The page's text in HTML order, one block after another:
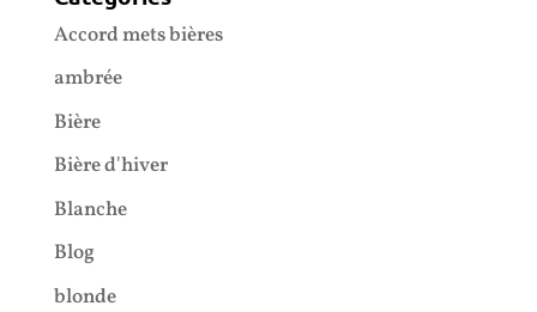
Accord mets bières
ambrée
Bière
Bière d'hiver
Blanche
Blog
blonde